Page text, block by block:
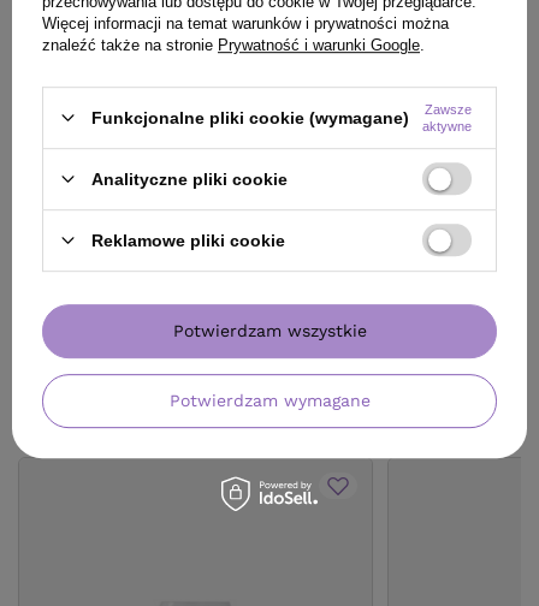
126,20 zł / szt.
(50,48 zł / 100ml)
Najniższa cena produktu w okresie 30 dni przed
wprowadzeniem obniżki:125,80 zł +1%
Cena katalogowa:164,00 zł -23%
Do koszyka
(34,83 zł / 100ml)
20.9pktpunktów
ZOBACZ RÓWNIEŻ
Więcej informacji na temat warunków i prywatności można
znaleźć także na stronie Prywatność i warunki Google
Funkcjonalne pliki cookie (wymagane)
Zawsze
aktywne
Analityczne pliki cookie
Reklamowe pliki cookie
Potwierdzam wymagane
Potwierdzam wszystkie